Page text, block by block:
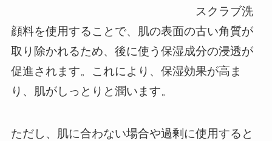
スクラブ洗
顔料を使用することで、肌の表面の古い角質が
取り除かれるため、後に使う保湿成分の浸透が
促進されます。これにより、保湿効果が高ま
り、肌がしっとりと潤います。
ただし、肌に合わない場合や過剰に使用すると